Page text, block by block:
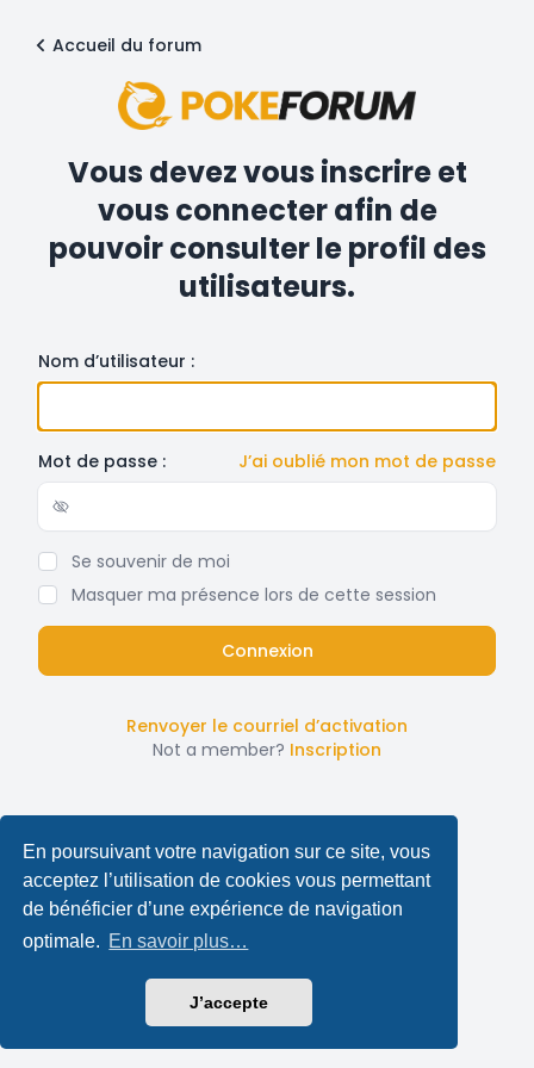
En poursuivant votre navigation sur ce site, vous
acceptez l’utilisation de cookies vous permettant
de bénéficier d’une expérience de navigation
optimale. En savoir plus…
J’accepte
Accueil du forum
Vous devez vous inscrire et
vous connecter afin de
pouvoir consulter le profil des
utilisateurs.
Nom d’utilisateur :
Mot de passe : J’ai oublié mon mot de passe
Show/hide password
Se souvenir de moi
Masquer ma présence lors de cette session
Renvoyer le courriel d’activation
Not a member? Inscription